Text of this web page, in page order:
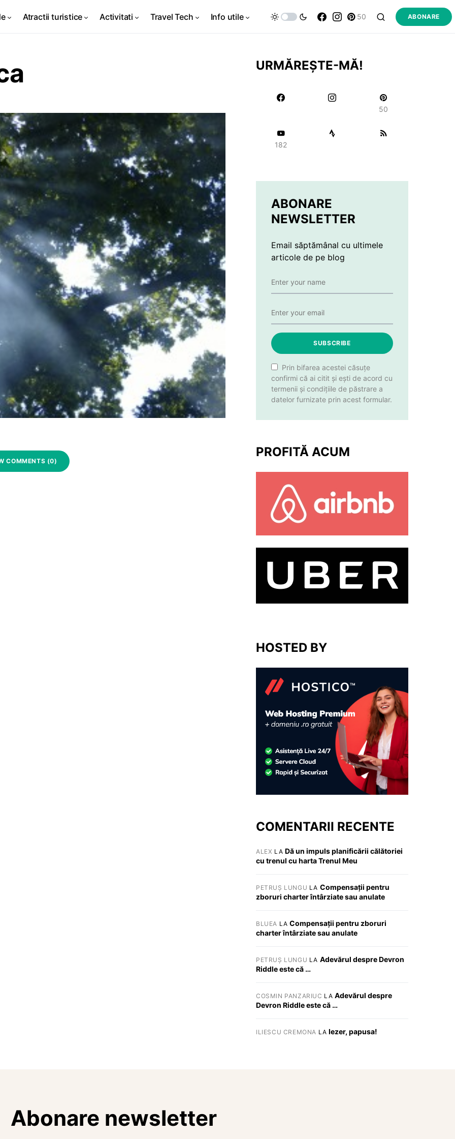
Atractii turistice Activitati Travel Tech Info utile 50 ABONARE
COMMENTS (0)
URMĂREȘTE-MĂ!
50
182
ABONARE
NEWSLETTER
Email săptămânal cu ultimele
articole de pe blog
SUBSCRIBE
Prin bifarea acestei căsuțe
confirmi că ai citit și ești de acord cu
termenii și condițiile de păstrare a
datelor furnizate prin acest formular.
PROFITĂ ACUM
HOSTED BY
COMENTARII RECENTE
ALEX LA Dă un impuls planificării călătoriei
cu trenul cu harta Trenul Meu
PETRUȘ LUNGU LA Compensații pentru
zboruri charter întârziate sau anulate
BLUEA LACompensații pentru zboruri
charter întârziate sau anulate
PETRUȘ LUNGU LA Adevărul despre Devron
Riddle este că …
COSMIN PANZARIUC LA Adevărul despre
Devron Riddle este că …
ILIESCU CREMONA LA Iezer, papusa!
Abonare newsletter